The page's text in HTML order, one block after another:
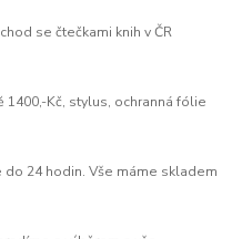
se čtečkami knih v ČR
1400,-Kč, stylus, ochranná fólie
do 24 hodin. Vše máme skladem